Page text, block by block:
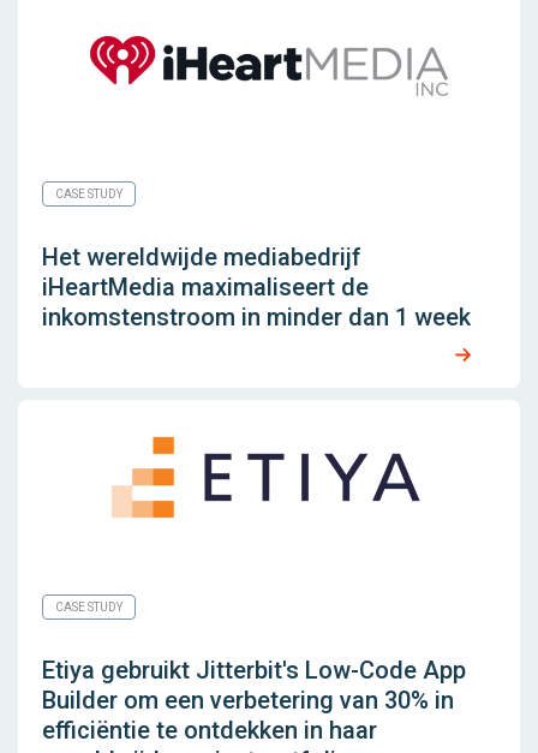
CASE STUDY
Het wereldwijde mediabedrijf
iHeartMedia maximaliseert de
inkomstenstroom in minder dan 1 week
CASE STUDY
Etiya gebruikt Jitterbit's Low-Code App
Builder om een ​​verbetering van 30% in
efficiëntie te ontdekken in haar